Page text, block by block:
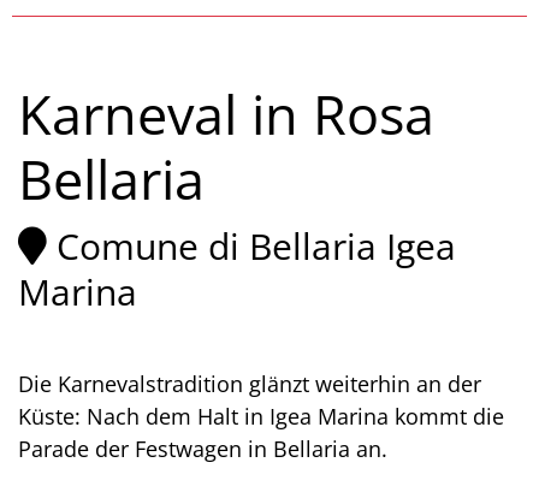
Karneval in Rosa
Bellaria
Comune di Bellaria Igea
Marina
Die Karnevalstradition glänzt weiterhin an der
Küste: Nach dem Halt in Igea Marina kommt die
Parade der Festwagen in Bellaria an.